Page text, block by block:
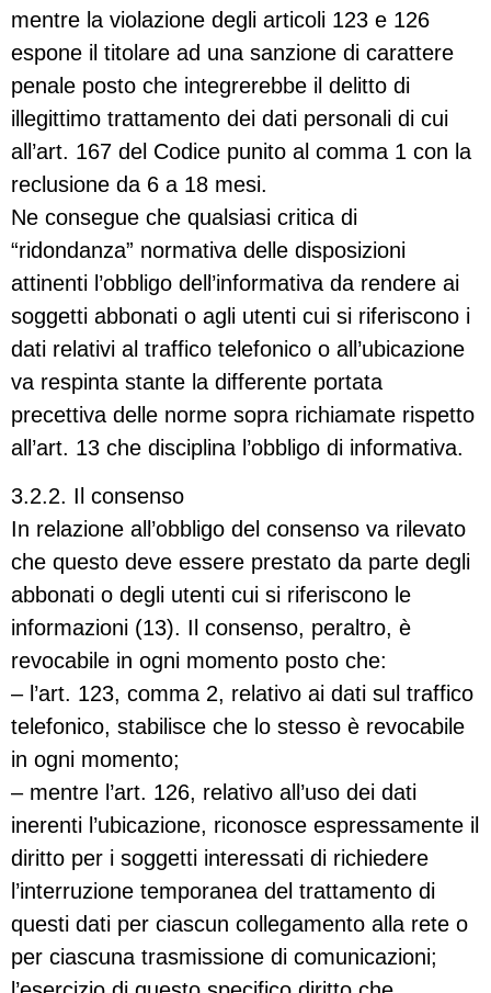
mentre la violazione degli articoli 123 e 126
espone il titolare ad una sanzione di carattere
penale posto che integrerebbe il delitto di
illegittimo trattamento dei dati personali di cui
all’art. 167 del Codice punito al comma 1 con la
reclusione da 6 a 18 mesi.
Ne consegue che qualsiasi critica di
“ridondanza” normativa delle disposizioni
attinenti l’obbligo dell’informativa da rendere ai
soggetti abbonati o agli utenti cui si riferiscono i
dati relativi al traffico telefonico o all’ubicazione
va respinta stante la differente portata
precettiva delle norme sopra richiamate rispetto
all’art. 13 che disciplina l’obbligo di informativa.
3.2.2. Il consenso
In relazione all’obbligo del consenso va rilevato
che questo deve essere prestato da parte degli
abbonati o degli utenti cui si riferiscono le
informazioni (13). Il consenso, peraltro, è
revocabile in ogni momento posto che:
– l’art. 123, comma 2, relativo ai dati sul traffico
telefonico, stabilisce che lo stesso è revocabile
in ogni momento;
– mentre l’art. 126, relativo all’uso dei dati
inerenti l’ubicazione, riconosce espressamente il
diritto per i soggetti interessati di richiedere
l’interruzione temporanea del trattamento di
questi dati per ciascun collegamento alla rete o
per ciascuna trasmissione di comunicazioni;